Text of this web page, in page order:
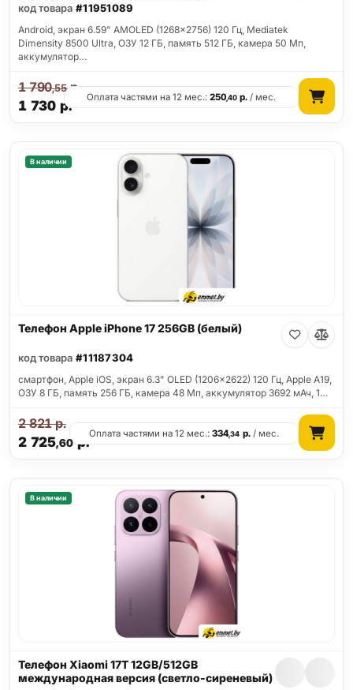
код товара #11951089
Android, экран 6.59" AMOLED (1268x2756) 120 Гц, Mediatek
Dimensity 8500 Ultra, ОЗУ 12 ГБ, память 512 ГБ, камера 50 Мп,
аккумулятор…
1 730 р.
1 790,55р.
Оплата частями на 12 мес.:250,40 р. / мес.
В наличии
Телефон Apple iPhone 17 256GB (белый)
код товара #11187304
смартфон, Apple iOS, экран 6.3" OLED (1206x2622) 120 Гц, Apple A19,
ОЗУ 8 ГБ, память 256 ГБ, камера 48 Мп, аккумулятор 3692 мАч, 1…
2 725,60 р.
2 821р.
Оплата частями на 12 мес.:334,34 р./ мес.
В наличии
Телефон Xiaomi 17T 12GB/512GB
международная версия (светло-сиреневый)